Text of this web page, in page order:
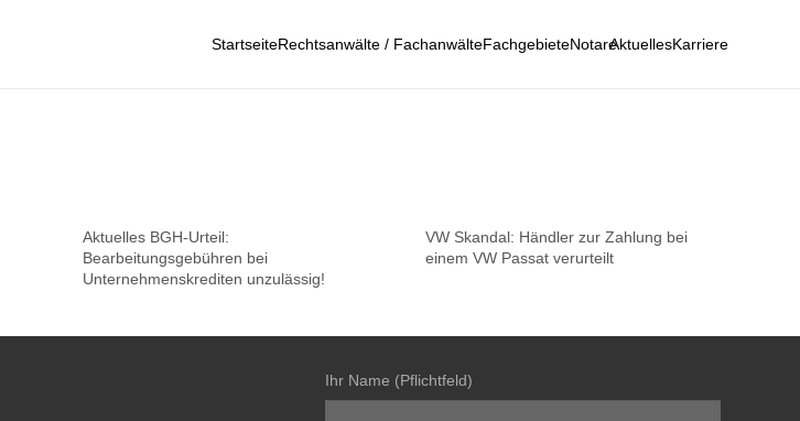
StartseiteRechtsanwälte / FachanwälteFachgebieteNotareAktuellesKarriere
Aktuelles BGH-Urteil:
Bearbeitungsgebühren bei
Unternehmenskrediten unzulässig!
VW Skandal: Händler zur Zahlung bei
einem VW Passat verurteilt
Ihr Name (Pflichtfeld)